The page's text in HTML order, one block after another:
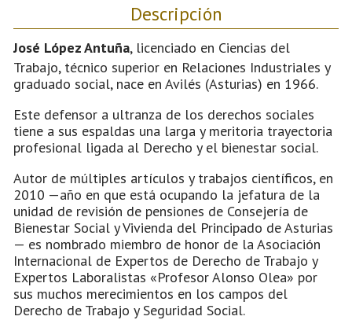
Descripción
José López Antuña, licenciado en Ciencias del
Trabajo, técnico superior en Relaciones Industriales y
graduado social, nace en Avilés (Asturias) en 1966.
Este defensor a ultranza de los derechos sociales
tiene a sus espaldas una larga y meritoria trayectoria
profesional ligada al Derecho y el bienestar social.
Autor de múltiples artículos y trabajos científicos, en
2010 —año en que está ocupando la jefatura de la
unidad de revisión de pensiones de Consejería de
Bienestar Social y Vivienda del Principado de Asturias
— es nombrado miembro de honor de la Asociación
Internacional de Expertos de Derecho de Trabajo y
Expertos Laboralistas «Profesor Alonso Olea» por
sus muchos merecimientos en los campos del
Derecho de Trabajo y Seguridad Social.